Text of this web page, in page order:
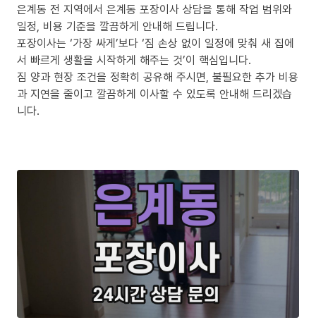
은계동 전 지역에서 은계동 포장이사 상담을 통해 작업 범위와
일정, 비용 기준을 깔끔하게 안내해 드립니다.
포장이사는 ‘가장 싸게’보다 ‘짐 손상 없이 일정에 맞춰 새 집에
서 빠르게 생활을 시작하게 해주는 것’이 핵심입니다.
짐 양과 현장 조건을 정확히 공유해 주시면, 불필요한 추가 비용
과 지연을 줄이고 깔끔하게 이사할 수 있도록 안내해 드리겠습
니다.